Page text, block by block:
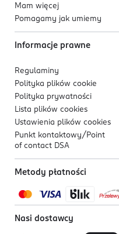
Mam więcej
Pomagamy jak umiemy
Informacje prawne
Regulaminy
Polityka plików cookie
Polityka prywatności
Lista plików cookies
Ustawienia plików cookies
Punkt kontaktowy/ Point
of contact DSA
Metody płatności
Nasi dostawcy